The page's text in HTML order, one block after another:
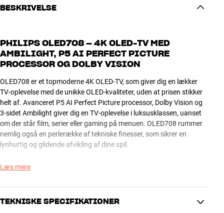
BESKRIVELSE
PHILIPS OLED708 – 4K OLED-TV MED
AMBILIGHT, P5 AI PERFECT PICTURE
PROCESSOR OG DOLBY VISION
OLED708 er et topmoderne 4K OLED-TV, som giver dig en lækker
TV-oplevelse med de unikke OLED-kvaliteter, uden at prisen stikker
helt af. Avanceret P5 AI Perfect Picture processor, Dolby Vision og
3-sidet Ambilight giver dig en TV-oplevelse i luksusklassen, uanset
om der står film, serier eller gaming på menuen. OLED708 rummer
nemlig også en perlerække af tekniske finesser, som sikrer en
lynhurtig og glidende afvikling af dine spil.
AMBILIGHT – ET FLOT FARVESPIL I DIN STUE
farvespil, der matcher begivenhederne på skærmen. Hvis du har dit
Læs mere
TEKNISKE SPECIFIKATIONER